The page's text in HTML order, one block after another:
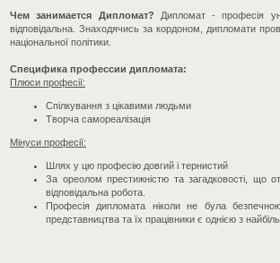
Чем занимается Дипломат? Дипломат - професія
відповідальна. Знаходячись за кордоном, дипломати
національної політики.
Специфика профессии дипломата:
Плюси професії:
Спілкування з цікавими людьми
Творча самореалізація
Мінуси професії:
Шлях у цю професію довгий і тернистий
За ореолом престижністю та загадковості, що
відповідальна робота.
Професія дипломата ніколи не була
представництва та їх працівники є однією з